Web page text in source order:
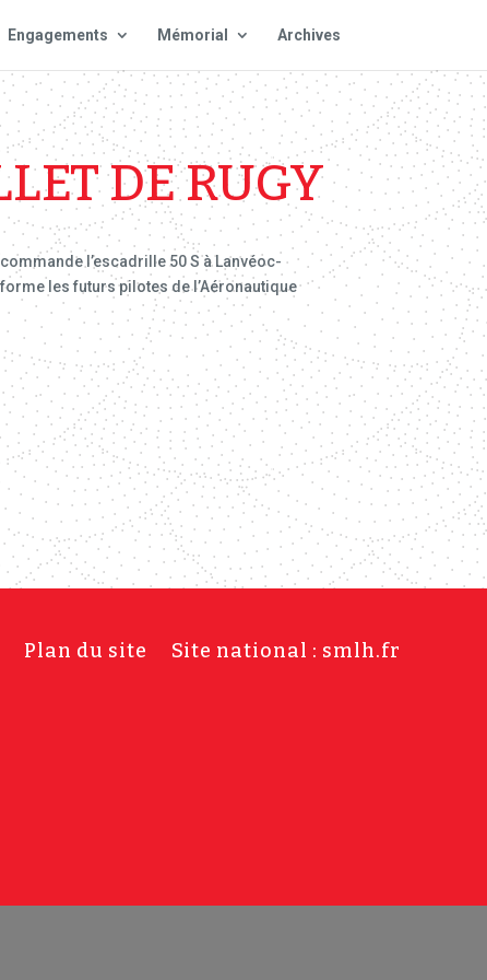
Engagements Mémorial Archives
DE RUGY
l’escadrille 50 S à Lanvéoc-
les futurs pilotes de l’Aéronautique
Plan du site Site national : smlh.fr